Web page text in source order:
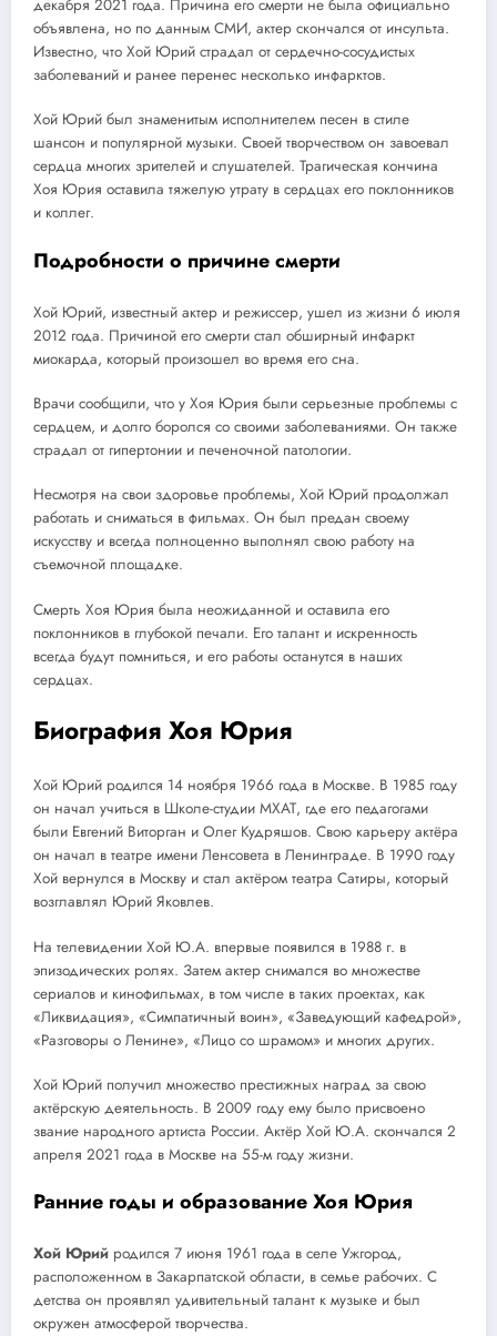
декабря 2021 года. Причина его смерти не была официально
объявлена, но по данным СМИ, актер скончался от инсульта.
Известно, что Хой Юрий страдал от сердечно-сосудистых
заболеваний и ранее перенес несколько инфарктов.
Хой Юрий был знаменитым исполнителем песен в стиле
шансон и популярной музыки. Своей творчеством он завоевал
сердца многих зрителей и слушателей. Трагическая кончина
Хоя Юрия оставила тяжелую утрату в сердцах его поклонников
и коллег.
Подробности о причине смерти
Хой Юрий, известный актер и режиссер, ушел из жизни 6 июля
2012 года. Причиной его смерти стал обширный инфаркт
миокарда, который произошел во время его сна.
Врачи сообщили, что у Хоя Юрия были серьезные проблемы с
сердцем, и долго боролся со своими заболеваниями. Он также
страдал от гипертонии и печеночной патологии.
Несмотря на свои здоровье проблемы, Хой Юрий продолжал
работать и сниматься в фильмах. Он был предан своему
искусству и всегда полноценно выполнял свою работу на
съемочной площадке.
Смерть Хоя Юрия была неожиданной и оставила его
поклонников в глубокой печали. Его талант и искренность
всегда будут помниться, и его работы останутся в наших
сердцах.
Биография Хоя Юрия
Хой Юрий родился 14 ноября 1966 года в Москве. В 1985 году
он начал учиться в Школе-студии МХАТ, где его педагогами
были Евгений Виторган и Олег Кудряшов. Свою карьеру актёра
он начал в театре имени Ленсовета в Ленинграде. В 1990 году
Хой вернулся в Москву и стал актёром театра Сатиры, который
возглавлял Юрий Яковлев.
На телевидении Хой Ю.А. впервые появился в 1988 г. в
эпизодических ролях. Затем актер снимался во множестве
сериалов и кинофильмах, в том числе в таких проектах, как
«Ликвидация», «Симпатичный воин», «Заведующий кафедрой»,
«Разговоры о Ленине», «Лицо со шрамом» и многих других.
Хой Юрий получил множество престижных наград за свою
актёрскую деятельность. В 2009 году ему было присвоено
звание народного артиста России. Актёр Хой Ю.А. скончался 2
апреля 2021 года в Москве на 55-м году жизни.
Ранние годы и образование Хоя Юрия
Хой Юрий родился 7 июня 1961 года в селе Ужгород,
расположенном в Закарпатской области, в семье рабочих. С
детства он проявлял удивительный талант к музыке и был
окружен атмосферой творчества.